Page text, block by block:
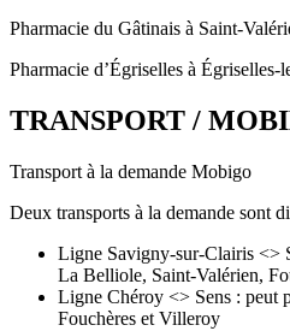
Pharmacie du Gâtinais à Saint-
Pharmacie d’Égriselles à Égriselles-
TRANSPORT /
Transport à la demande Mobigo
Deux transports à la demande sont
Ligne Savigny-sur-Clairis <>
La Belliole, Saint-Valérien,
Ligne Chéroy <> Sens : peut
Fouchères et Villeroy